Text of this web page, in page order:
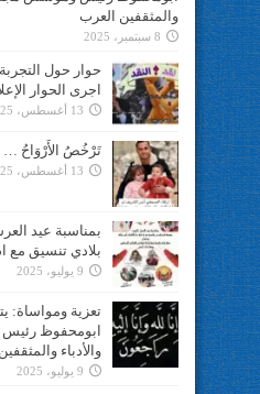
والمثقفين العرب
8 سبتمبر، 2025
حوار حول
اجرى الحوار
13 أغسطس، 2025
تَرْخُصُ الأَرْوَاحُ
13 أغسطس، 2025
بمناسبة عيد
بلادي تنسيق مع
9 يوليو، 2025
تعزية ومواساة:
ابومحفوظ
والأدباء
9 يوليو، 2025